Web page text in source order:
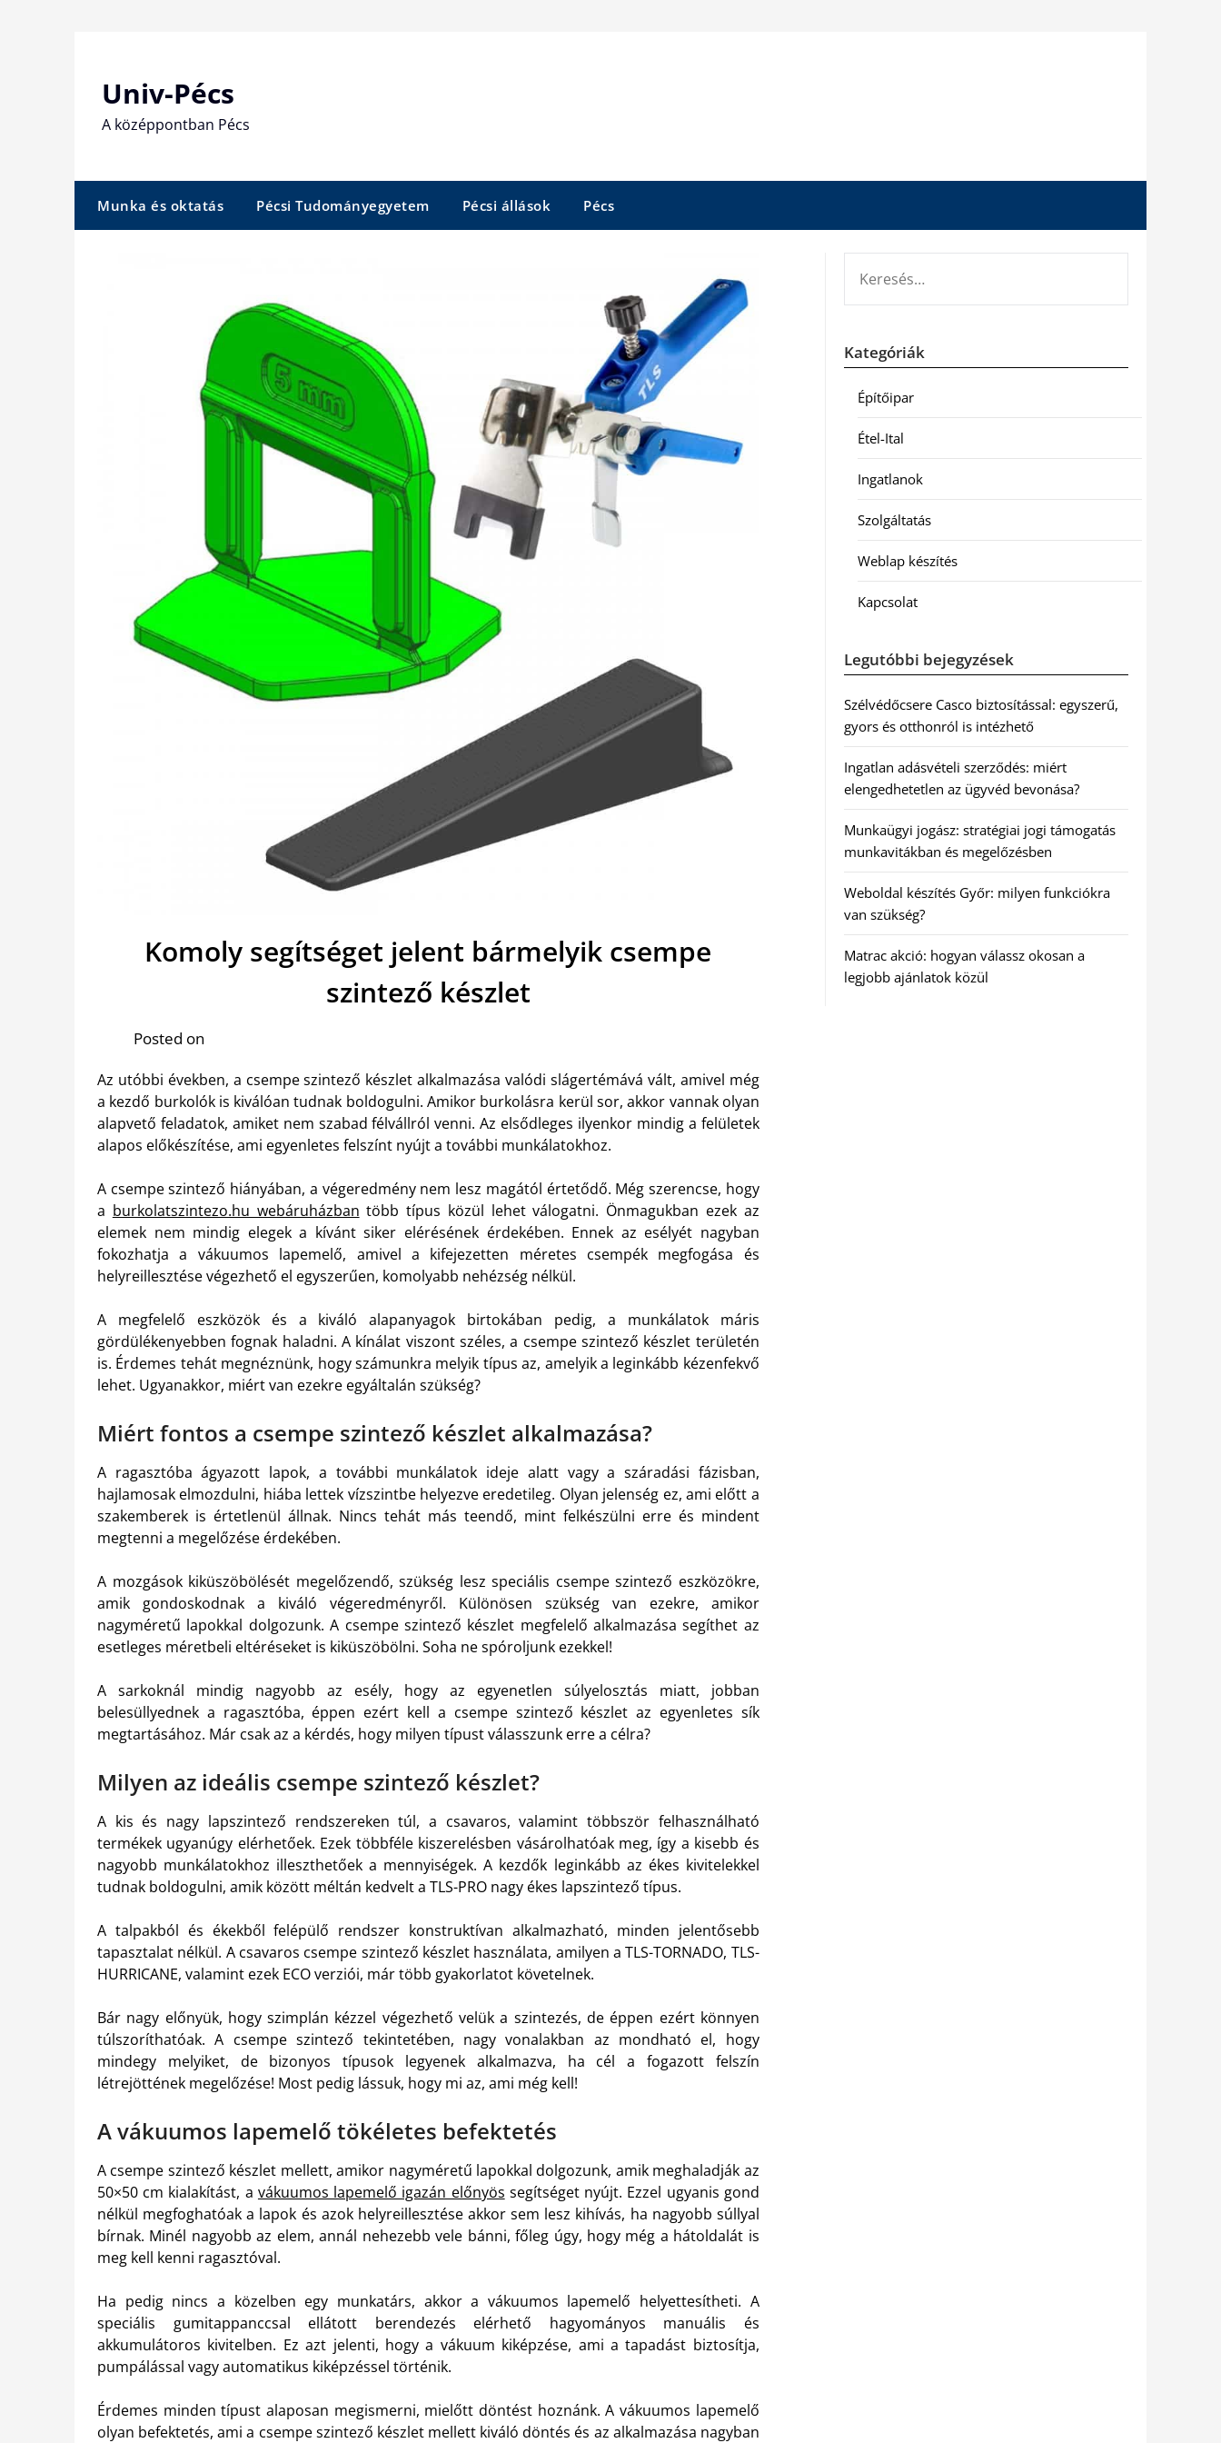
Univ-Pécs
A középpontban Pécs
Munka és oktatás Pécsi Tudományegyetem Pécsi állások Pécs
Komoly segítséget jelent bármelyik csempe
szintező készlet
Posted on
Az utóbbi években, a csempe szintező készlet alkalmazása valódi slágertémává vált, amivel még
a kezdő burkolók is kiválóan tudnak boldogulni. Amikor burkolásra kerül sor, akkor vannak olyan
alapvető feladatok, amiket nem szabad félvállról venni. Az elsődleges ilyenkor mindig a felületek
alapos előkészítése, ami egyenletes felszínt nyújt a további munkálatokhoz.
A csempe szintező hiányában, a végeredmény nem lesz magától értetődő. Még szerencse, hogy
a burkolatszintezo.hu webáruházban több típus közül lehet válogatni. Önmagukban ezek az
elemek nem mindig elegek a kívánt siker elérésének érdekében. Ennek az esélyét nagyban
fokozhatja a vákuumos lapemelő, amivel a kifejezetten méretes csempék megfogása és
helyreillesztése végezhető el egyszerűen, komolyabb nehézség nélkül.
A megfelelő eszközök és a kiváló alapanyagok birtokában pedig, a munkálatok máris
gördülékenyebben fognak haladni. A kínálat viszont széles, a csempe szintező készlet területén
is. Érdemes tehát megnéznünk, hogy számunkra melyik típus az, amelyik a leginkább kézenfekvő
lehet. Ugyanakkor, miért van ezekre egyáltalán szükség?
Miért fontos a csempe szintező készlet alkalmazása?
A ragasztóba ágyazott lapok, a további munkálatok ideje alatt vagy a száradási fázisban,
hajlamosak elmozdulni, hiába lettek vízszintbe helyezve eredetileg. Olyan jelenség ez, ami előtt a
szakemberek is értetlenül állnak. Nincs tehát más teendő, mint felkészülni erre és mindent
megtenni a megelőzése érdekében.
A mozgások kiküszöbölését megelőzendő, szükség lesz speciális csempe szintező eszközökre,
amik gondoskodnak a kiváló végeredményről. Különösen szükség van ezekre, amikor
nagyméretű lapokkal dolgozunk. A csempe szintező készlet megfelelő alkalmazása segíthet az
esetleges méretbeli eltéréseket is kiküszöbölni. Soha ne spóroljunk ezekkel!
A sarkoknál mindig nagyobb az esély, hogy az egyenetlen súlyelosztás miatt, jobban
belesüllyednek a ragasztóba, éppen ezért kell a csempe szintező készlet az egyenletes sík
megtartásához. Már csak az a kérdés, hogy milyen típust válasszunk erre a célra?
Milyen az ideális csempe szintező készlet?
A kis és nagy lapszintező rendszereken túl, a csavaros, valamint többször felhasználható
termékek ugyanúgy elérhetőek. Ezek többféle kiszerelésben vásárolhatóak meg, így a kisebb és
nagyobb munkálatokhoz illeszthetőek a mennyiségek. A kezdők leginkább az ékes kivitelekkel
tudnak boldogulni, amik között méltán kedvelt a TLS-PRO nagy ékes lapszintező típus.
A talpakból és ékekből felépülő rendszer konstruktívan alkalmazható, minden jelentősebb
tapasztalat nélkül. A csavaros csempe szintező készlet használata, amilyen a TLS-TORNADO, TLS-
HURRICANE, valamint ezek ECO verziói, már több gyakorlatot követelnek.
Bár nagy előnyük, hogy szimplán kézzel végezhető velük a szintezés, de éppen ezért könnyen
túlszoríthatóak. A csempe szintező tekintetében, nagy vonalakban az mondható el, hogy
mindegy melyiket, de bizonyos típusok legyenek alkalmazva, ha cél a fogazott felszín
létrejöttének megelőzése! Most pedig lássuk, hogy mi az, ami még kell!
A vákuumos lapemelő tökéletes befektetés
A csempe szintező készlet mellett, amikor nagyméretű lapokkal dolgozunk, amik meghaladják az
50×50 cm kialakítást, a vákuumos lapemelő igazán előnyös segítséget nyújt. Ezzel ugyanis gond
nélkül megfoghatóak a lapok és azok helyreillesztése akkor sem lesz kihívás, ha nagyobb súllyal
bírnak. Minél nagyobb az elem, annál nehezebb vele bánni, főleg úgy, hogy még a hátoldalát is
meg kell kenni ragasztóval.
Ha pedig nincs a közelben egy munkatárs, akkor a vákuumos lapemelő helyettesítheti. A
speciális gumitappanccsal ellátott berendezés elérhető hagyományos manuális és
akkumulátoros kivitelben. Ez azt jelenti, hogy a vákuum kiképzése, ami a tapadást biztosítja,
pumpálással vagy automatikus kiképzéssel történik.
Érdemes minden típust alaposan megismerni, mielőtt döntést hoznánk. A vákuumos lapemelő
olyan befektetés, ami a csempe szintező készlet mellett kiváló döntés és az alkalmazása nagyban
Kategóriák
Építőipar
Étel-Ital
Ingatlanok
Szolgáltatás
Weblap készítés
Kapcsolat
Legutóbbi bejegyzések
Szélvédőcsere Casco biztosítással: egyszerű,
gyors és otthonról is intézhető
Ingatlan adásvételi szerződés: miért
elengedhetetlen az ügyvéd bevonása?
Munkaügyi jogász: stratégiai jogi támogatás
munkavitákban és megelőzésben
Weboldal készítés Győr: milyen funkciókra
van szükség?
Matrac akció: hogyan válassz okosan a
legjobb ajánlatok közül